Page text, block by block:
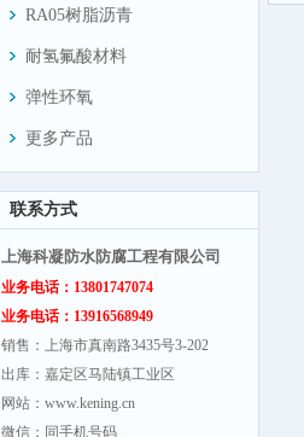
RA05树脂沥青
耐氢氟酸材料
弹性环氧
更多产品
联系方式
上海科凝防水防腐工程有限公司
业务电话：13801747074
业务电话：13916568949
销售：上海市真南路3435号3-202
出库：嘉定区马陆镇工业区
网站：www.kening.cn
微信：同手机号码